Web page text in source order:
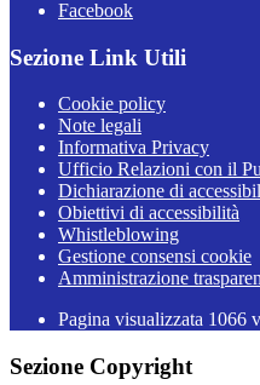
Facebook
Sezione Link Utili
Cookie policy
Note legali
Informativa Privacy
Ufficio Relazioni con il
Dichiarazione di
Obiettivi di accessibilità
Whistleblowing
Gestione consensi cookie
Amministrazione
Pagina visualizzata 1066
Sezione Copyright